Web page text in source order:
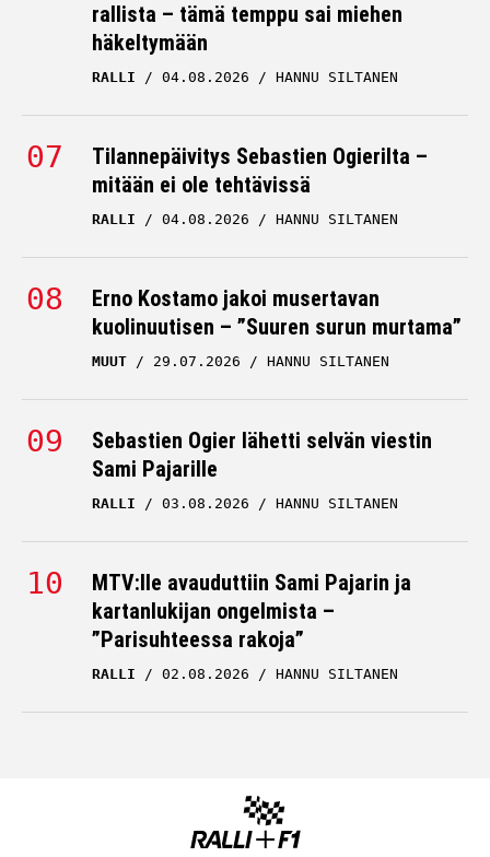
rallista – tämä temppu sai miehen
häkeltymään
RALLI 04.08.2026 HANNU SILTANEN
Tilannepäivitys Sebastien Ogierilta –
mitään ei ole tehtävissä
RALLI 04.08.2026 HANNU SILTANEN
Erno Kostamo jakoi musertavan
kuolinuutisen – ”Suuren surun murtama”
MUUT 29.07.2026 HANNU SILTANEN
Sebastien Ogier lähetti selvän viestin
Sami Pajarille
RALLI 03.08.2026 HANNU SILTANEN
MTV:lle avauduttiin Sami Pajarin ja
kartanlukijan ongelmista –
”Parisuhteessa rakoja”
RALLI 02.08.2026 HANNU SILTANEN